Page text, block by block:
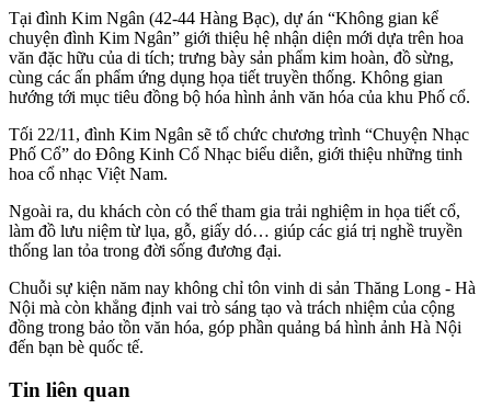
Tại đình Kim Ngân (42-44 Hàng Bạc), dự án “Không gian kể
chuyện đình Kim Ngân” giới thiệu hệ nhận diện mới dựa trên hoa
văn đặc hữu của di tích; trưng bày sản phẩm kim hoàn, đồ sừng,
cùng các ấn phẩm ứng dụng họa tiết truyền thống. Không gian
hướng tới mục tiêu đồng bộ hóa hình ảnh văn hóa của khu Phố cổ.
Tối 22/11, đình Kim Ngân sẽ tổ chức chương trình “Chuyện Nhạc
Phố Cổ” do Đông Kinh Cổ Nhạc biểu diễn, giới thiệu những tinh
hoa cổ nhạc Việt Nam.
Ngoài ra, du khách còn có thể tham gia trải nghiệm in họa tiết cổ,
làm đồ lưu niệm từ lụa, gỗ, giấy dó… giúp các giá trị nghề truyền
thống lan tỏa trong đời sống đương đại.
Chuỗi sự kiện năm nay không chỉ tôn vinh di sản Thăng Long - Hà
Nội mà còn khẳng định vai trò sáng tạo và trách nhiệm của cộng
đồng trong bảo tồn văn hóa, góp phần quảng bá hình ảnh Hà Nội
đến bạn bè quốc tế.
Tin liên quan